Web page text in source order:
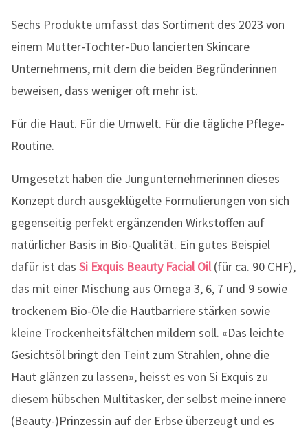
Sechs Produkte umfasst das Sortiment des 2023 von
einem Mutter-Tochter-Duo lancierten Skincare
Unternehmens, mit dem die beiden Begründerinnen
beweisen, dass weniger oft mehr ist.
Für die Haut. Für die Umwelt. Für die tägliche Pflege-
Routine.
Umgesetzt haben die Jungunternehmerinnen dieses
Konzept durch ausgeklügelte Formulierungen von sich
gegenseitig perfekt ergänzenden Wirkstoffen auf
natürlicher Basis in Bio-Qualität. Ein gutes Beispiel
dafür ist das Si Exquis Beauty Facial Oil(für ca. 90 CHF),
das mit einer Mischung aus Omega 3, 6, 7 und 9 sowie
trockenem Bio-Öle die Hautbarriere stärken sowie
kleine Trockenheitsfältchen mildern soll. «Das leichte
Gesichtsöl bringt den Teint zum Strahlen, ohne die
Haut glänzen zu lassen», heisst es von Si Exquis zu
diesem hübschen Multitasker, der selbst meine innere
(Beauty-)Prinzessin auf der Erbse überzeugt und es